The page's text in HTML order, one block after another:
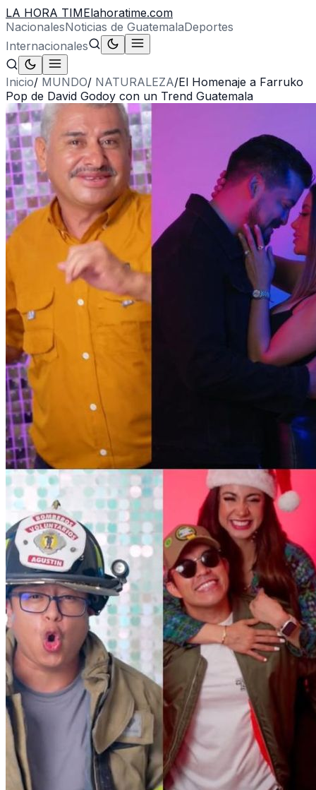
LA HORA TIMElahoratime.com
NacionalesNoticias de GuatemalaDeportes
Internacionales
Inicio/ MUNDO/ NATURALEZA/El Homenaje a Farruko
Pop de David Godoy con un Trend Guatemala